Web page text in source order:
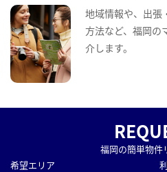
地域情報や、出張
方法など、福岡の
介します。
福岡の簡単物件
希望エリア